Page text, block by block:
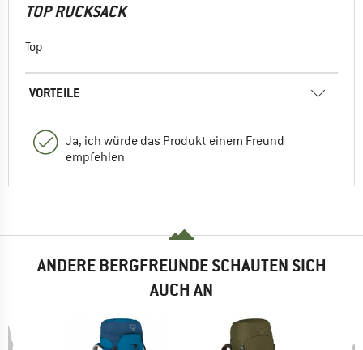
TOP RUCKSACK
Top
VORTEILE
Ja, ich würde das Produkt einem Freund
empfehlen
ANDERE BERGFREUNDE SCHAUTEN SICH
AUCH AN